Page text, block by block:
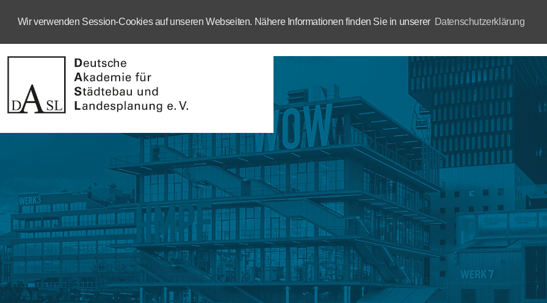
Wir verwenden Session-Cookies auf unseren Webseiten. Nähere Informationen finden Sie in unserer Datenschutzerklärung
Aktuelles Akademie